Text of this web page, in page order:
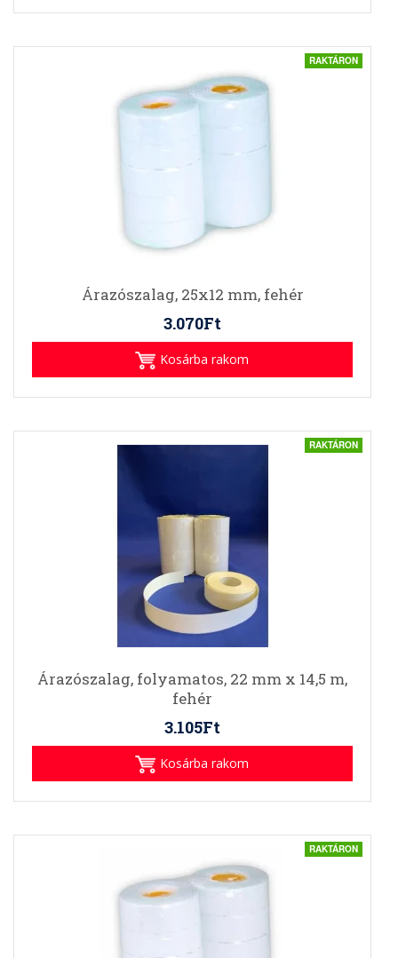
RAKTÁRON
Árazószalag, 25x12 mm, fehér
3.070Ft
Kosárba rakom
RAKTÁRON
Árazószalag, folyamatos, 22 mm x 14,5 m,
fehér
3.105Ft
Kosárba rakom
RAKTÁRON